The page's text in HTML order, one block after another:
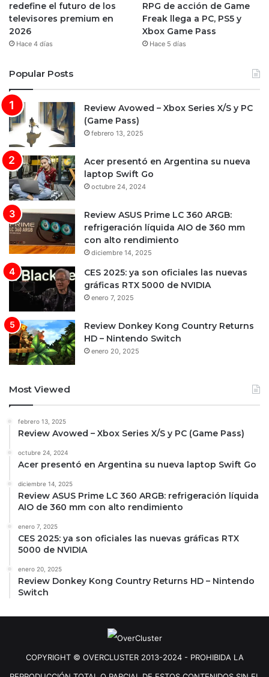
redefine el futuro de los
televisores premium en
2026
Hace 4 días
RPG de acción de Game
Freak llega a PC, PS5 y
Xbox Game Pass
Hace 5 días
Popular Posts
Review Avowed – Xbox Series X/S y PC
(Game Pass)
febrero 13, 2025
Acer presentó en Argentina su nueva
laptop Swift Go
octubre 24, 2024
Review ASUS Prime LC 360 ARGB:
refrigeración líquida AIO de 360 mm
con alto rendimiento
diciembre 14, 2025
CES 2025: ya son oficiales las nuevas
gráficas RTX 5000 de NVIDIA
enero 7, 2025
Review Donkey Kong Country Returns
HD – Nintendo Switch
enero 20, 2025
Most Viewed
febrero 13, 2025
Review Avowed – Xbox Series X/S y PC (Game Pass)
octubre 24, 2024
Acer presentó en Argentina su nueva laptop Swift Go
diciembre 14, 2025
Review ASUS Prime LC 360 ARGB: refrigeración líquida
AIO de 360 mm con alto rendimiento
enero 7, 2025
CES 2025: ya son oficiales las nuevas gráficas RTX
5000 de NVIDIA
enero 20, 2025
Review Donkey Kong Country Returns HD – Nintendo
Switch
COPYRIGHT © OVERCLUSTER 2013-2024 - PROHIBIDA LA